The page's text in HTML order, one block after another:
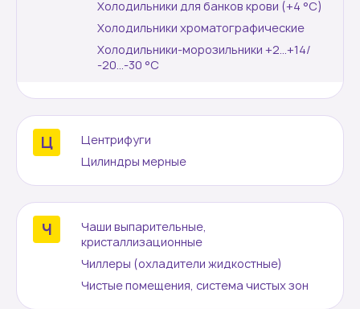
Холодильники для банков крови (+4 °С)
Холодильники хроматографические
Холодильники-морозильники +2...+14/
-20...-30 °C
Центрифуги
Цилиндры мерные
Чаши выпарительные,
кристаллизационные
Чиллеры (охладители жидкостные)
Чистые помещения, система чистых зон